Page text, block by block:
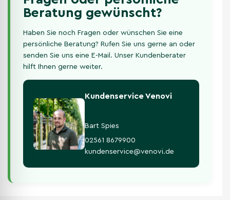
Beratung gewünscht?
Haben Sie noch Fragen oder wünschen Sie eine
persönliche Beratung? Rufen Sie uns gerne an oder
senden Sie uns eine E-Mail. Unser Kundenberater
hilft Ihnen gerne weiter.
Kundenservice Venovi
Bart Spies
02561 8679900
kundenservice@venovi.de